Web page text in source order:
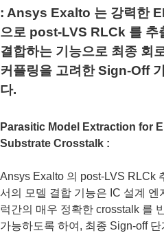
: Ansys Exalto 는 강력한
으로 post-LVS RLCk 를 추
결합하는 기능으로 최종 회
커플링을 고려한 Sign-Off
다.
Parasitic Model Extraction for
Substrate Crosstalk :
Ansys Exalto 의 post-LVS RLCk
서의 모델 결합 기능은 IC 설계
럭간의 매우 정확한 crosstalk 를
가능하도록 하여, 최종 Sign-off